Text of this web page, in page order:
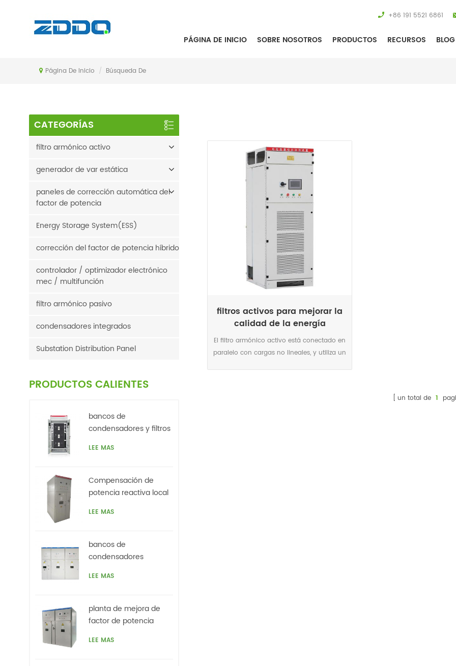
+86 191 5521 6861
PÁGINA DE INICIO SOBRE NOSOTROS PRODUCTOS RECURSOS BLOG
BÚSQUEDA DE
Página De Inicio / Búsqueda De
filtros activos para mejorar la
calidad de la energía
El filtro armónico activo está conectado en
paralelo con cargas no lineales, y utiliza un
un total de 1
CATEGORÍAS
filtro armónico activo
generador de var estática
paneles de corrección automática del
factor de potencia
Energy Storage System(ESS)
corrección del factor de potencia híbrido
controlador / optimizador electrónico
mec / multifunción
filtro armónico pasivo
condensadores integrados
Substation Distribution Panel
PRODUCTOS CALIENTES
bancos de
condensadores y filtros
tensión
LEE MAS
Compensación de
potencia reactiva local
horno de arco
LEE MAS
bancos de
condensadores
tensión con filtros
LEE MAS
planta de mejora de
factor de potencia
voltaje basada en svc
LEE MAS